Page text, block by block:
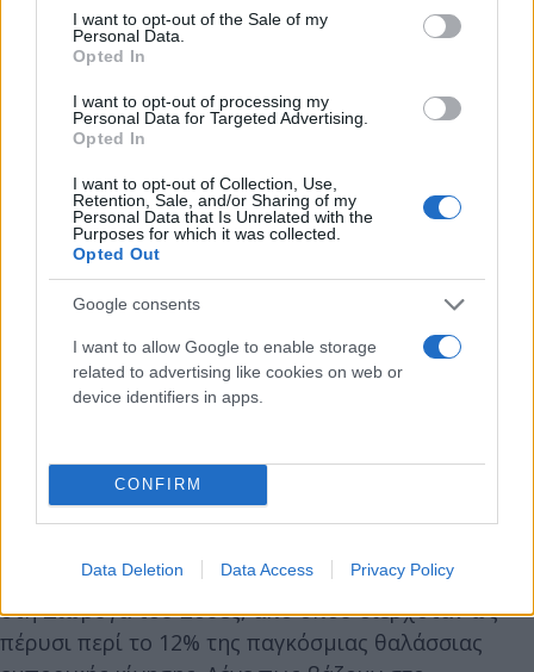
consent section.
I want to opt-out of the Sale of my
Personal Data.
Opted In
I want to opt-out of processing my
Personal Data for Targeted Advertising.
Opted In
I want to opt-out of Collection, Use,
Retention, Sale, and/or Sharing of my
Personal Data that Is Unrelated with the
Purposes for which it was collected.
Opted Out
Google consents
I want to allow Google to enable storage
related to advertising like cookies on web or
device identifiers in apps.
CONFIRM
Data Deletion Data Access Privacy Policy
Την Τρίτη, η εκπρόσωπος του Λευκού Οίκου
Κάρολαϊν Λέβιτ εξέφρασε ικανοποίηση για πάνω
από «200 επιτυχή πλήγματα» εναντίον των
αυξηθεί κατακόρυφα από τα μέσα Μαρτίου
ανάμεσα στην Ουάσιγκτον και το κίνημα, που
θεωρείται ότι υποστηρίζεται από το Ιράν.
Η Ουάσιγκτον εξάλλου ανακοίνωσε στην αρχή της
εβδομάδας πως στέλνει δεύτερο αεροπλανοφόρο
στη Μέση Ανατολή.
πυραύλους και drones την εμπορική ναυσιπλοΐα
στην Ερυθρά Θάλασσα περίπου έναν μήνα μετά το
Οκτώβριο του 2023, εμποδίζοντας την πρόσβαση
στη Διώρυγα του Σουέζ, από όπου διερχόταν ως
πέρυσι περί το 12% της παγκόσμιας θαλάσσιας